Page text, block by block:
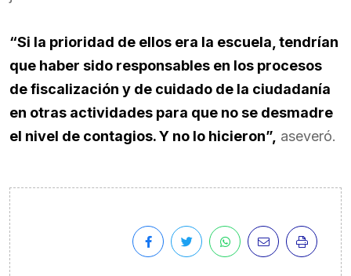
“Si la prioridad de ellos era la escuela, tendrían
que haber sido responsables en los procesos
de fiscalización y de cuidado de la ciudadanía
en otras actividades para que no se desmadre
el nivel de contagios. Y no lo hicieron”, aseveró.